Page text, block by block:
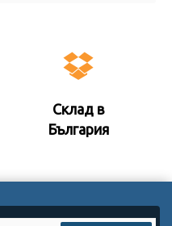
Склад в
България